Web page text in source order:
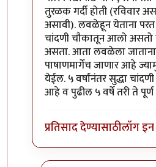
तुरळक गर्दी होती (रविवार
असावी). लवळेहून येताना
चांदणी चौकातून आलो
असता. आता लवळेला
पाषाणमार्गेच जाणार आहे
येईल. ५ वर्षांनंतर सुद्धा
आहे व पुढील ५ वर्षे तरी ते पूर्ण
प्रतिसाद देण्यासाठीलॉग